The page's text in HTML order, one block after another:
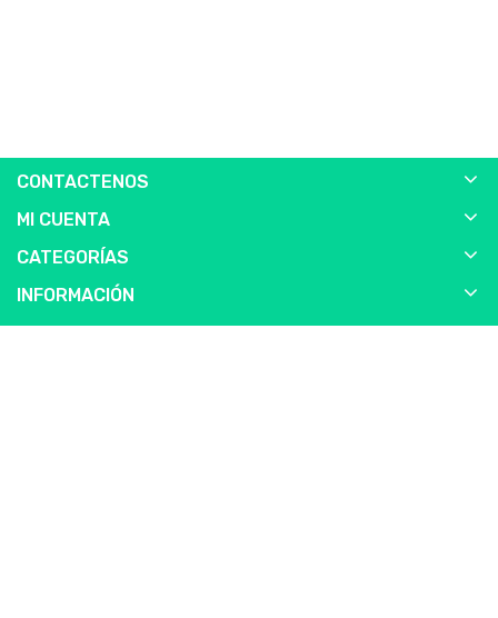
CONTACTENOS
MI CUENTA
CATEGORÍAS
INFORMACIÓN